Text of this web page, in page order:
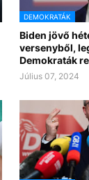
DEMOKRATÁK
Biden jövő
versenyből,
Demokraták
Július 07, 2024